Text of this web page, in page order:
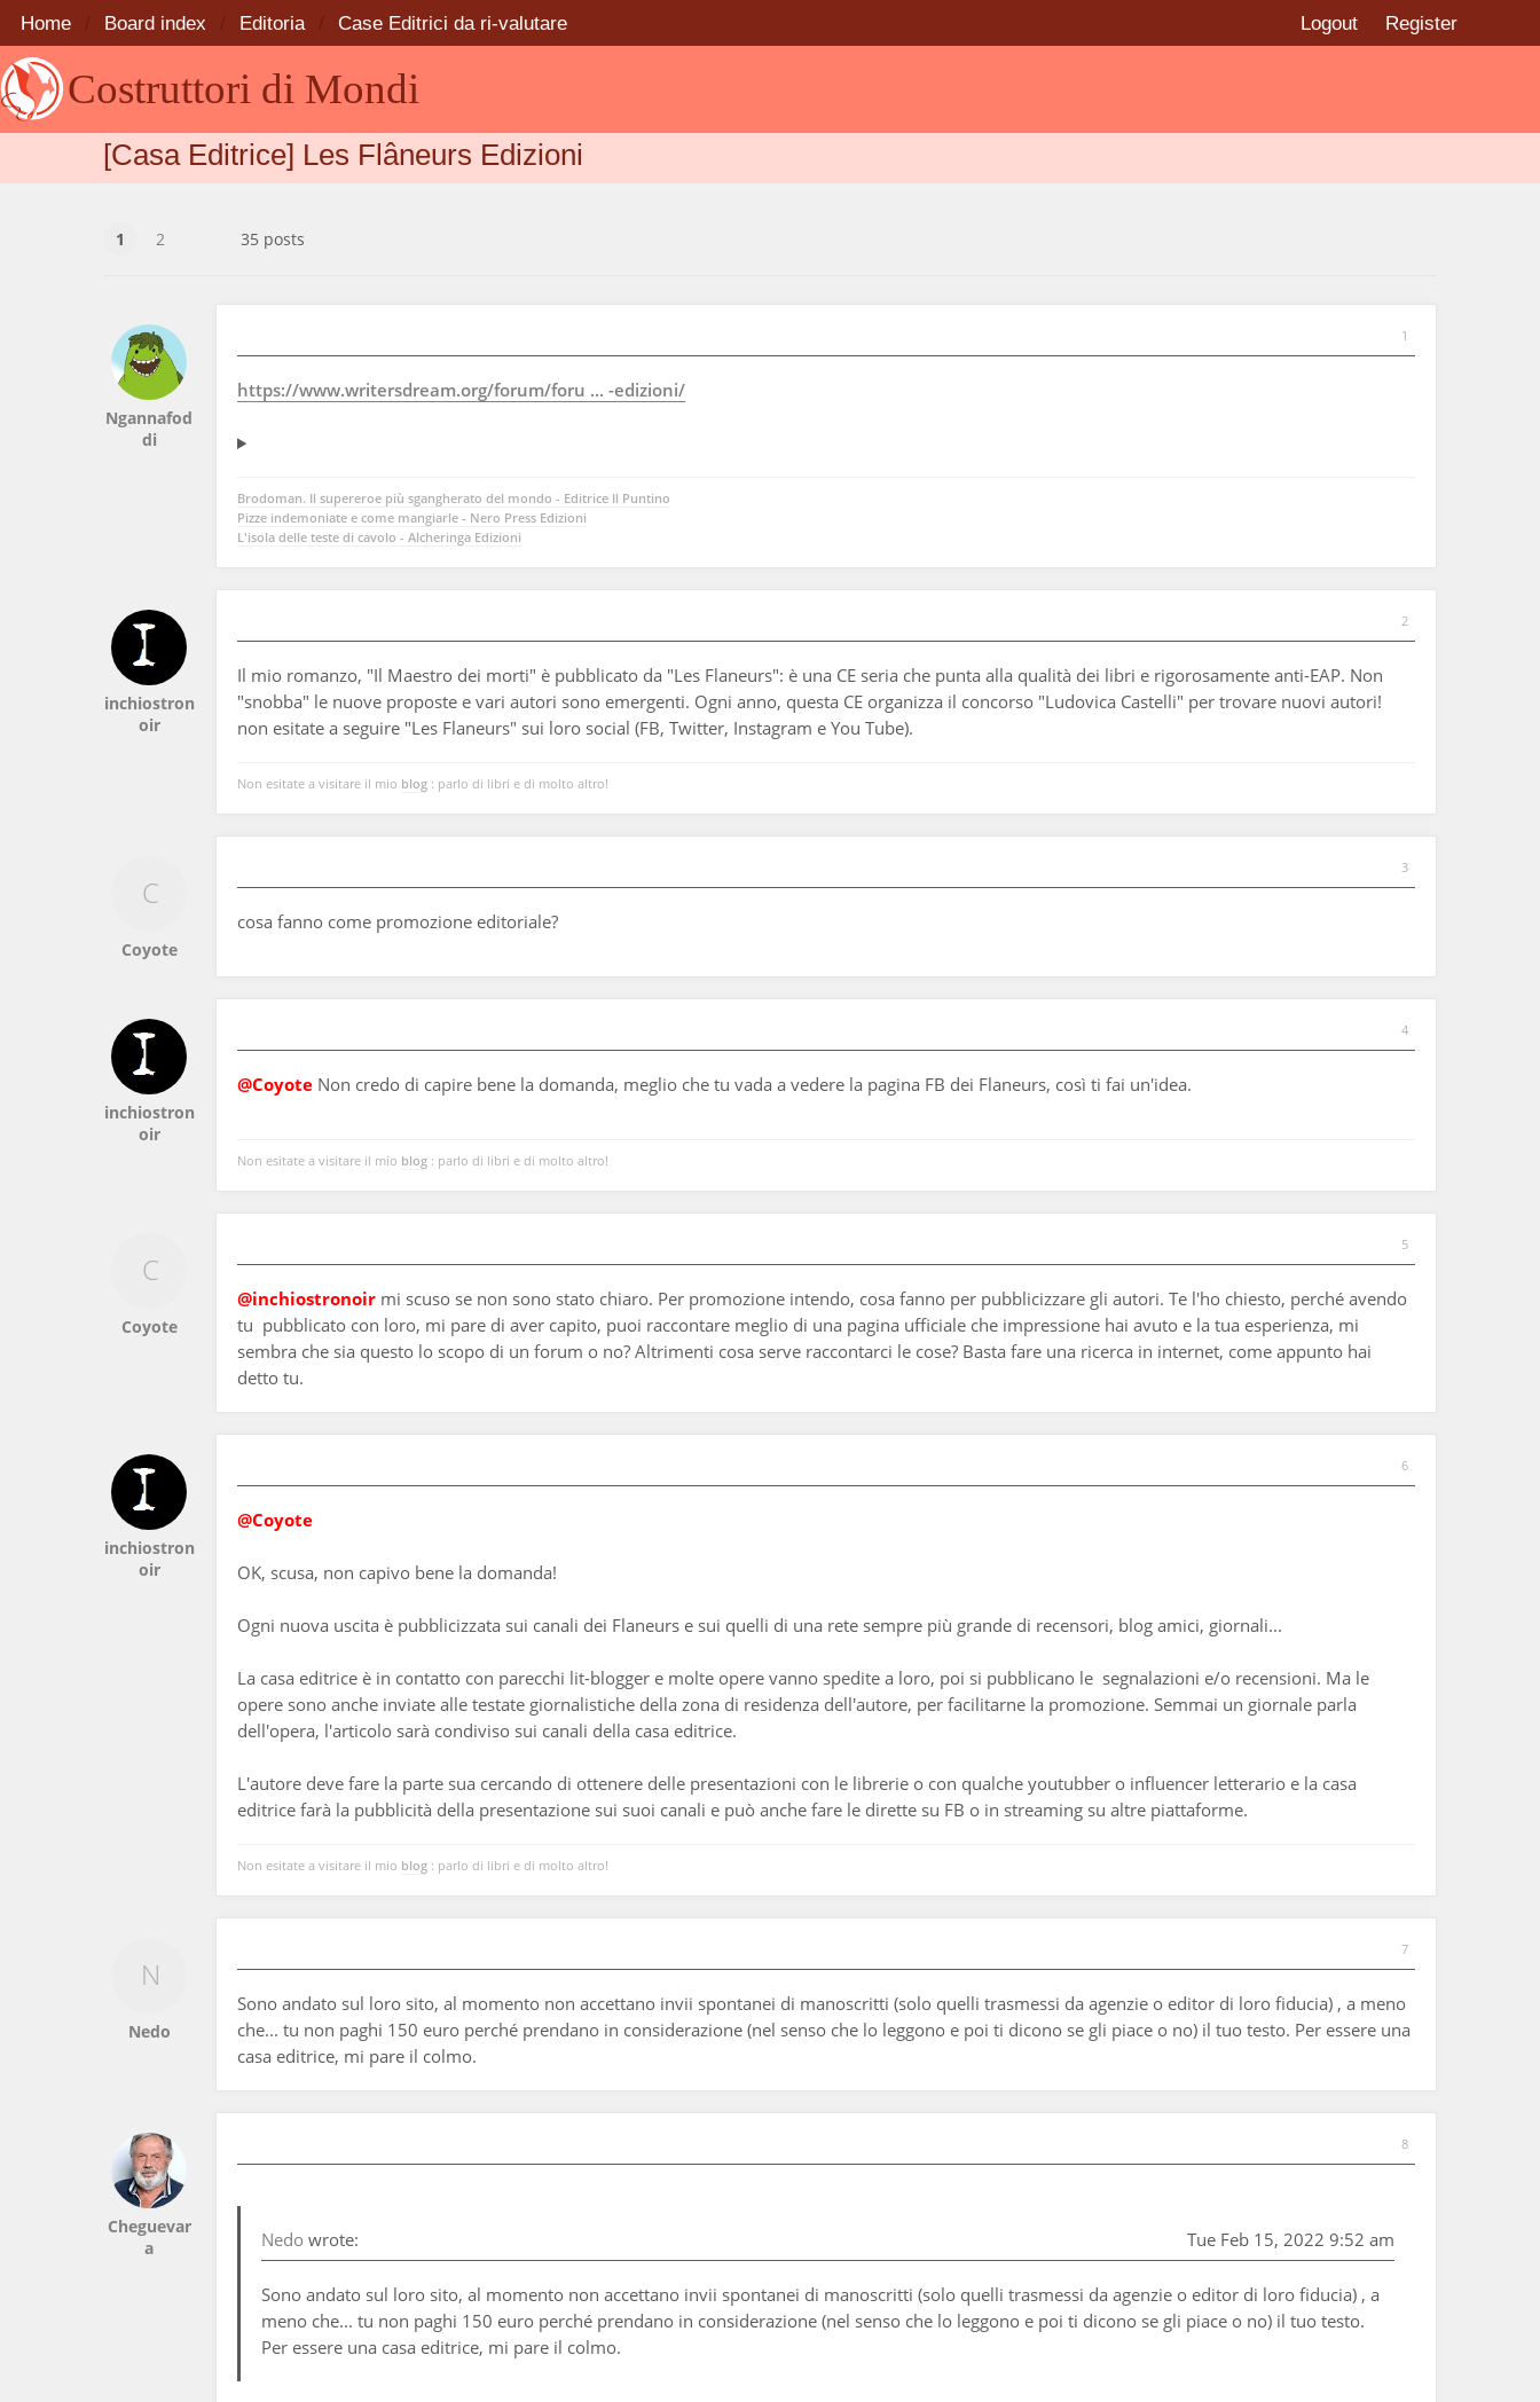
Costruttori di Mondi
Logout Register
Home Board index Editoria Case Editrici da ri-valutare
[Casa Editrice] Les Flâneurs Edizioni
1 2 35 posts
Ngannafod
di
1
https://www.writersdream.org/forum/foru ... -edizioni/
Brodoman. Il supereroe più sgangherato del mondo - Editrice Il Puntino
Pizze indemoniate e come mangiarle - Nero Press Edizioni
L'isola delle teste di cavolo - Alcheringa Edizioni
inchiostron
oir
2
Il mio romanzo, "Il Maestro dei morti" è pubblicato da "Les Flaneurs": è una CE seria che punta alla qualità dei libri e rigorosamente anti-EAP. Non
"snobba" le nuove proposte e vari autori sono emergenti. Ogni anno, questa CE organizza il concorso "Ludovica Castelli" per trovare nuovi autori!
non esitate a seguire "Les Flaneurs" sui loro social (FB, Twitter, Instagram e You Tube).
Non esitate a visitare il mio blog : parlo di libri e di molto altro!
Coyote
3
cosa fanno come promozione editoriale?
inchiostron
oir
4
@Coyote Non credo di capire bene la domanda, meglio che tu vada a vedere la pagina FB dei Flaneurs, così ti fai un'idea.
Non esitate a visitare il mio blog : parlo di libri e di molto altro!
Coyote
5
@inchiostronoir mi scuso se non sono stato chiaro. Per promozione intendo, cosa fanno per pubblicizzare gli autori. Te l'ho chiesto, perché avendo
tu pubblicato con loro, mi pare di aver capito, puoi raccontare meglio di una pagina ufficiale che impressione hai avuto e la tua esperienza, mi
sembra che sia questo lo scopo di un forum o no? Altrimenti cosa serve raccontarci le cose? Basta fare una ricerca in internet, come appunto hai
detto tu.
inchiostron
oir
6
@Coyote
OK, scusa, non capivo bene la domanda!
Ogni nuova uscita è pubblicizzata sui canali dei Flaneurs e sui quelli di una rete sempre più grande di recensori, blog amici, giornali...
La casa editrice è in contatto con parecchi lit-blogger e molte opere vanno spedite a loro, poi si pubblicano le segnalazioni e/o recensioni. Ma le
opere sono anche inviate alle testate giornalistiche della zona di residenza dell'autore, per facilitarne la promozione. Semmai un giornale parla
dell'opera, l'articolo sarà condiviso sui canali della casa editrice.
L'autore deve fare la parte sua cercando di ottenere delle presentazioni con le librerie o con qualche youtubber o influencer letterario e la casa
editrice farà la pubblicità della presentazione sui suoi canali e può anche fare le dirette su FB o in streaming su altre piattaforme.
Non esitate a visitare il mio blog : parlo di libri e di molto altro!
Nedo
7
Sono andato sul loro sito, al momento non accettano invii spontanei di manoscritti (solo quelli trasmessi da agenzie o editor di loro fiducia) , a meno
che... tu non paghi 150 euro perché prendano in considerazione (nel senso che lo leggono e poi ti dicono se gli piace o no) il tuo testo. Per essere una
casa editrice, mi pare il colmo.
Cheguevar
a
8
Nedo wrote: Tue Feb 15, 2022 9:52 am
Sono andato sul loro sito, al momento non accettano invii spontanei di manoscritti (solo quelli trasmessi da agenzie o editor di loro fiducia) , a
meno che... tu non paghi 150 euro perché prendano in considerazione (nel senso che lo leggono e poi ti dicono se gli piace o no) il tuo testo.
Per essere una casa editrice, mi pare il colmo.